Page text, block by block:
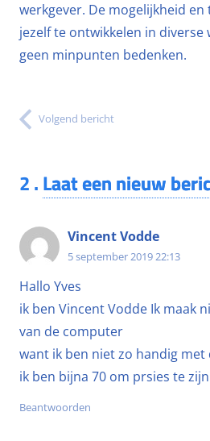
werkgever. De mogelijkheid
jezelf te ontwikkelen in diverse
geen minpunten bedenken.
Volgend bericht
2.Laat een nieuw
Vincent Vodde
5 september 2019 22:13
Hallo Yves
ik ben Vincent Vodde Ik maak
van de computer
want ik ben niet zo handig
ik ben bijna 70 om prsies te
Beantwoorden